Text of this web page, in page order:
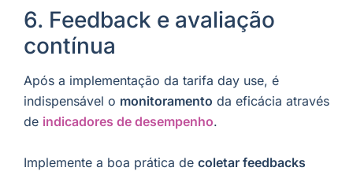
6. Feedback e avaliação
contínua
Após a implementação da tarifa day use, é
indispensável o monitoramento da eficácia através
de indicadores de desempenho.
Implemente a boa prática de coletar feedbacks